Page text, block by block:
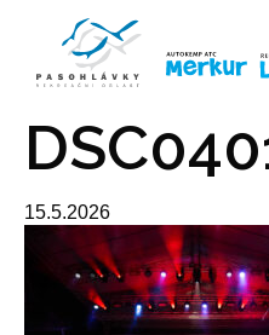
15.5.2026